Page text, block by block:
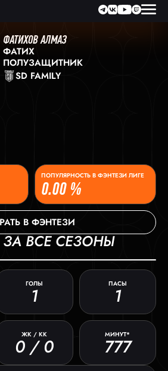
ФАТИХОВ АЛМАЗ
ФАТИХ
ПОЛУЗАЩИТНИК
SD FAMILY
0.00 %
ПОПУЛЯРНОСТЬ В ФЭНТЕЗИ ЛИГЕ
В ФЭНТЕЗИ
ЗА ВСЕ СЕЗОНЫ
ГОЛЫ
1
ПАСЫ
1
ЖК / КК
0 / 0
МИНУТ*
777